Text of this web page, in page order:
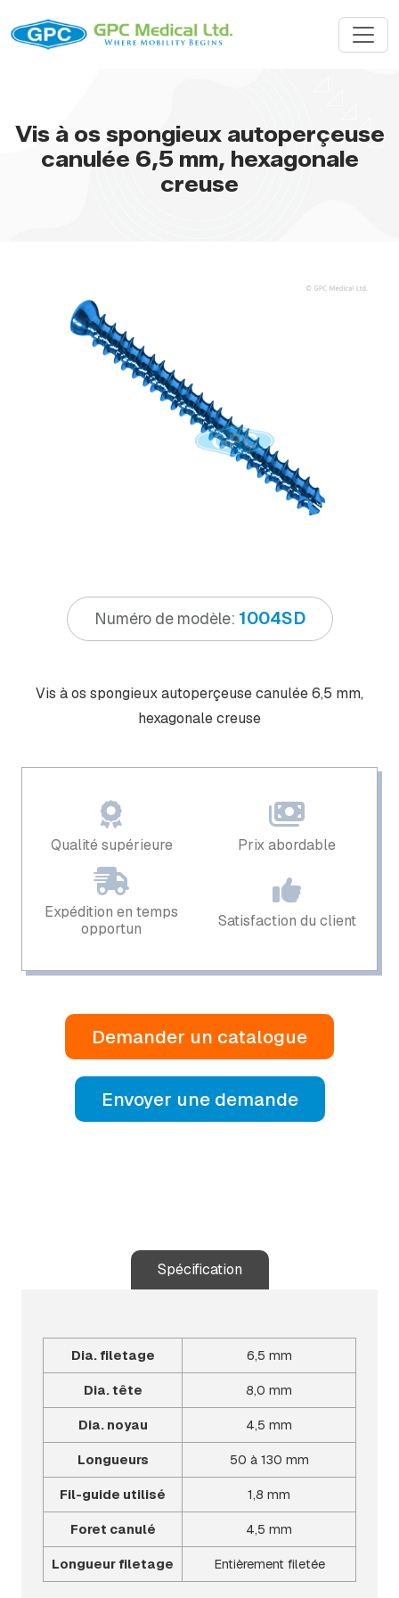
Vis à os spongieux autoperçeuse
canulée 6,5 mm, hexagonale
creuse
Numéro de modèle: 1004SD
Vis à os spongieux autoperçeuse canulée 6,5 mm,
hexagonale creuse
Qualité supérieure Prix ​​abordable
Expédition en temps
opportun
Satisfaction du client
Demander un catalogue
Envoyer une demande
Spécification
Dia. filetage 6,5 mm
Dia. tête 8,0 mm
Dia. noyau 4,5 mm
Longueurs 50 à 130 mm
Fil-guide utilisé 1,8 mm
Foret canulé 4,5 mm
Longueur filetage Entièrement filetée